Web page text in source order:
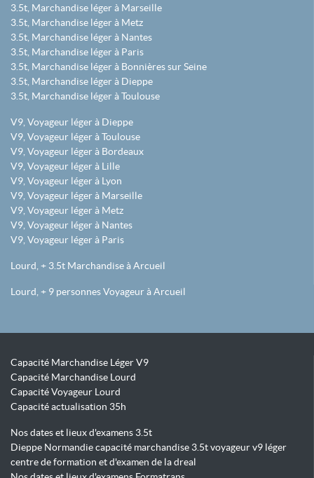
3.5t, Marchandise léger à Marseille
3.5t, Marchandise léger à Metz
3.5t, Marchandise léger à Nantes
3.5t, Marchandise léger à Paris
3.5t, Marchandise léger à Bonnières sur Seine
3.5t, Marchandise léger à Dieppe
3.5t, Marchandise léger à Toulouse
V9, Voyageur léger à Dieppe
V9, Voyageur léger à Toulouse
V9, Voyageur léger à Bordeaux
V9, Voyageur léger à Lille
V9, Voyageur léger à Lyon
V9, Voyageur léger à Marseille
V9, Voyageur léger à Metz
V9, Voyageur léger à Nantes
V9, Voyageur léger à Paris
Lourd, + 3.5t Marchandise à Arcueil
Lourd, + 9 personnes Voyageur à Arcueil
Capacité Marchandise Léger V9
Capacité Marchandise Lourd
Capacité Voyageur Lourd
Capacité actualisation 35h
Nos dates et lieux d'examens 3.5t
Dieppe Normandie capacité marchandise 3.5t voyageur v9 léger
centre de formation et d'examen de la dreal